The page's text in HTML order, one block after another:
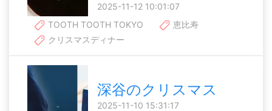
2025-11-12 10:01:07
TOOTH TOOTH TOKYO
恵比寿
クリスマスディナー
深谷のクリスマス
2025-11-10 15:31:17